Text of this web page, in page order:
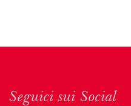
Seguici sui Social